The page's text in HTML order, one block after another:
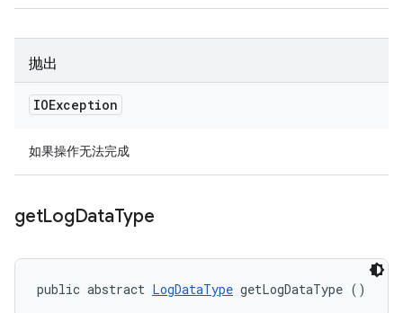
抛出
IOException
如果操作无法完成
getLogDataType
public abstract LogDataType getLogDataType ()